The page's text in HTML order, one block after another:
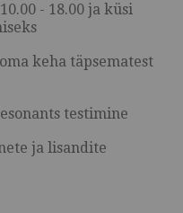
- 18.00 ja küsi
keha täpsematest
testimine
ja lisandite